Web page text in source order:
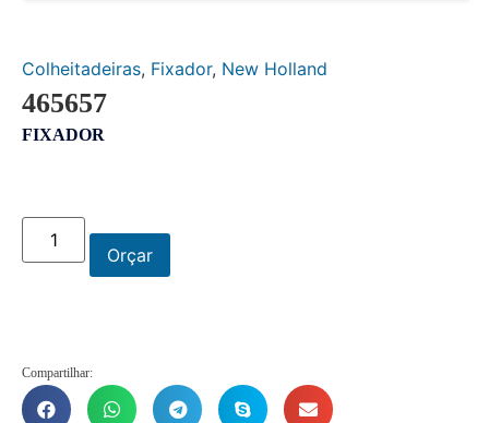
Colheitadeiras, Fixador, New Holland
465657
FIXADOR
Orçar
Compartilhar: